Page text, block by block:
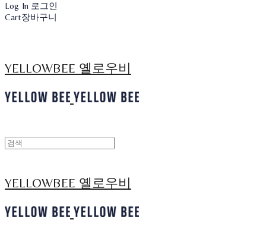
Log In 로그인
Cart장바구니
YELLOWBEE 옐로우비
YELLOWBEE 옐로우비